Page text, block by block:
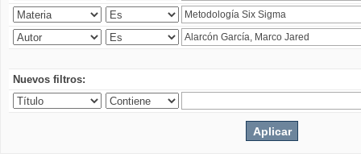
Nuevos filtros: